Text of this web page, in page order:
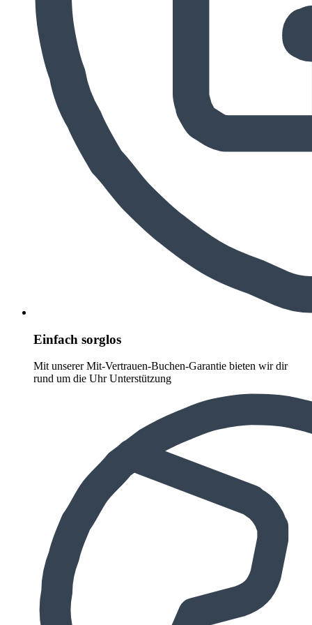
Einfach sorglos
Mit unserer Mit-Vertrauen-Buchen-Garantie bieten wir dir
rund um die Uhr Unterstützung